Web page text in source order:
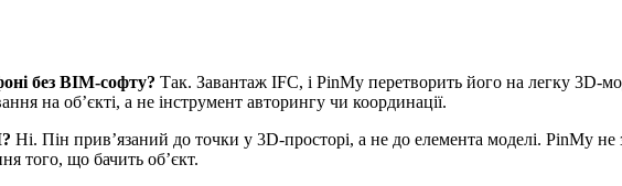
без BIM-софту? Так. Завантаж IFC, і PinMy перетворить його на легку 3D-
на об’єкті, а не інструмент авторингу чи координації.
Ні. Пін прив’язаний до точки у 3D-просторі, а не до елемента моделі. PinMy
того, що бачить об’єкт.